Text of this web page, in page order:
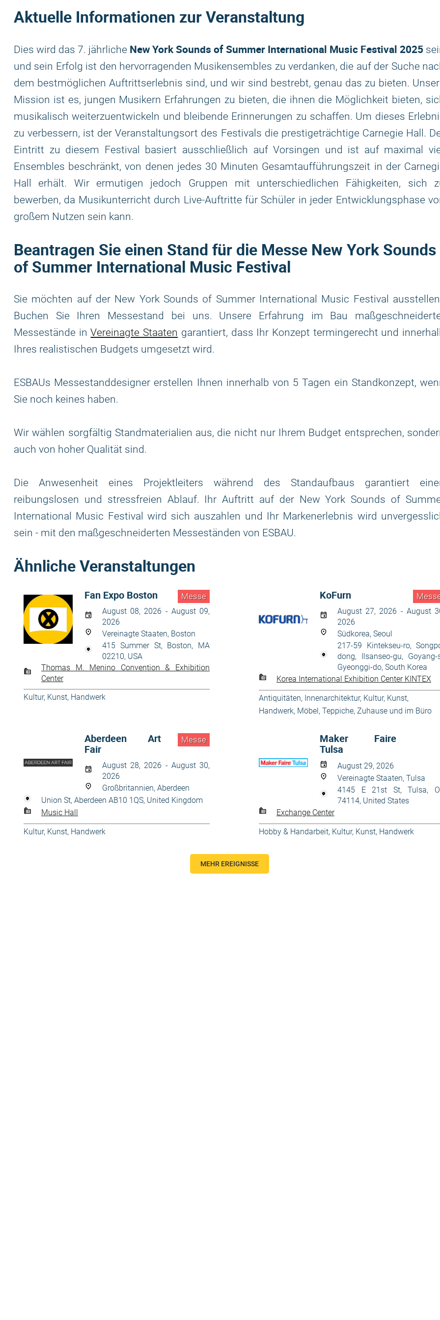
Aktuelle Informationen zur Veranstaltung
Dies wird das 7. jährliche New York Sounds of Summer International Music Festival 2025
und sein Erfolg ist den hervorragenden Musikensembles zu verdanken, die auf der Suche
dem bestmöglichen Auftrittserlebnis sind, und wir sind bestrebt, genau das zu bieten.
Mission ist es, jungen Musikern Erfahrungen zu bieten, die ihnen die Möglichkeit bieten,
musikalisch weiterzuentwickeln und bleibende Erinnerungen zu schaffen. Um dieses
zu verbessern, ist der Veranstaltungsort des Festivals die prestigeträchtige Carnegie Hall.
Eintritt zu diesem Festival basiert ausschließlich auf Vorsingen und ist auf maximal
Ensembles beschränkt, von denen jedes 30 Minuten Gesamtaufführungszeit in der
Hall erhält. Wir ermutigen jedoch Gruppen mit unterschiedlichen Fähigkeiten, sich
bewerben, da Musikunterricht durch Live-Auftritte für Schüler in jeder Entwicklungsphase
großem Nutzen sein kann.
Beantragen Sie einen Stand für die Messe New York Sounds
of Summer International Music Festival
Sie möchten auf der New York Sounds of Summer International Music Festival
Buchen Sie Ihren Messestand bei uns. Unsere Erfahrung im Bau
Messestände inVereinagte Staaten garantiert, dass Ihr Konzept termingerecht und
Ihres realistischen Budgets umgesetzt wird.
ESBAUs Messestanddesigner erstellen Ihnen innerhalb von 5 Tagen ein Standkonzept,
Sie noch keines haben.
Wir wählen sorgfältig Standmaterialien aus, die nicht nur Ihrem Budget entsprechen,
auch von hoher Qualität sind.
Die Anwesenheit eines Projektleiters während des Standaufbaus garantiert
reibungslosen und stressfreien Ablauf. Ihr Auftritt auf der New York Sounds of
International Music Festival wird sich auszahlen und Ihr Markenerlebnis wird
sein - mit den maßgeschneiderten Messeständen von ESBAU.
Ähnliche Veranstaltungen
Messe
Fan Expo Boston
August 08, 2026 - August 09,
2026
Vereinagte Staaten, Boston
415 Summer St, Boston, MA
02210, USA
Thomas M. Menino Convention & Exhibition
Center
Kultur, Kunst, Handwerk
KoFurn
August 27, 2026 - August
2026
Südkorea, Seoul
217-59 Kintekseu-ro,
dong, Ilsanseo-gu, Goyang-
Gyeonggi-do, South Korea
Korea International Exhibition Center KINTEX
Antiquitäten, Innenarchitektur, Kultur, Kunst,
Handwerk, Möbel, Teppiche, Zuhause und im Büro
Messe
Aberdeen Art
Fair
August 28, 2026 - August 30,
2026
Großbritannien, Aberdeen
Union St, Aberdeen AB10 1QS, United Kingdom
Music Hall
Kultur, Kunst, Handwerk
Maker Faire
Tulsa
August 29, 2026
Vereinagte Staaten, Tulsa
4145 E 21st St, Tulsa,
74114, United States
Exchange Center
Hobby & Handarbeit, Kultur, Kunst, Handwerk
MEHR EREIGNISSE